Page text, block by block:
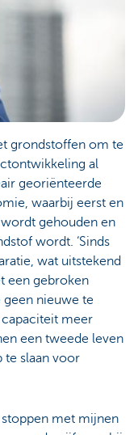
grondstoffen om te
al
georiënteerde
waarbij eerst en
gehouden en
wordt. ‘Sinds
wat uitstekend
een gebroken
nieuwe te
meer
een tweede leven
te slaan voor
met mijnen